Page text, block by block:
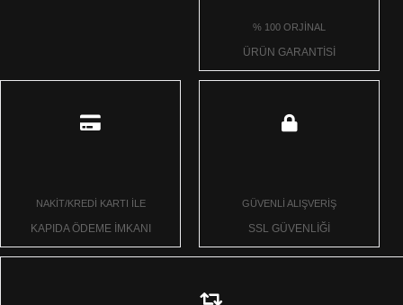
% 100 ORJİNAL
ÜRÜN GARANTİSİ
NAKİT/KREDİ KARTI İLE
KAPIDA ÖDEME İMKANI
GÜVENLİ ALIŞVERİŞ
SSL GÜVENLİĞİ